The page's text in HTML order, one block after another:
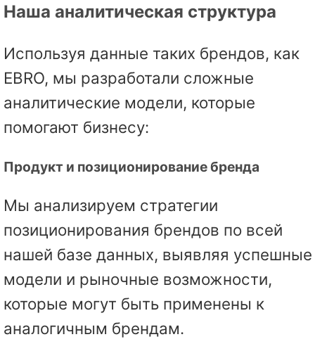
Наша аналитическая структура
Используя данные таких брендов, как
EBRO, мы разработали сложные
аналитические модели, которые
помогают бизнесу:
Продукт и позиционирование бренда
Мы анализируем стратегии
позиционирования брендов по всей
нашей базе данных, выявляя успешные
модели и рыночные возможности,
которые могут быть применены к
аналогичным брендам.